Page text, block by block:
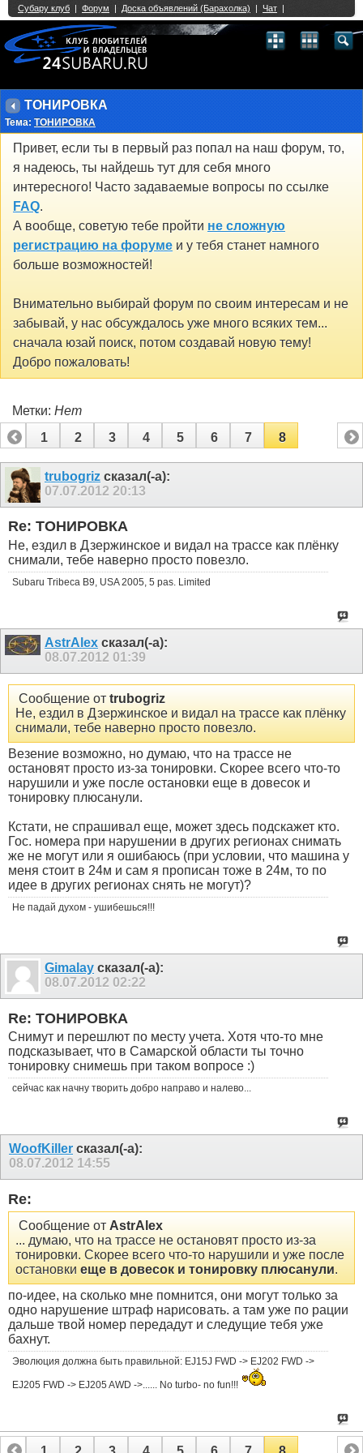
ТОНИРОВКА
Тема: ТОНИРОВКА
Привет, если ты в первый раз попал на наш форум, то,
я надеюсь, ты найдешь тут для себя много
интересного! Часто задаваемые вопросы по ссылке
FAQ.
А вообще, советую тебе пройти не сложную
регистрацию на форуме и у тебя станет намного
больше возможностей!
Внимательно выбирай форум по своим интересам и не
забывай, у нас обсуждалось уже много всяких тем...
сначала юзай поиск, потом создавай новую тему!
Добро пожаловать!
Метки: Нет
1
2 3 4 5 6 7 8
trubogriz сказал(-а):
07.07.2012 20:13
Re: ТОНИРОВКА
Не, ездил в Дзержинское и видал на трассе как плёнку
снимали, тебе наверно просто повезло.
Subaru Tribeca B9, USA 2005, 5 pas. Limited
AstrAlex сказал(-а):
08.07.2012 01:39
Сообщение от trubogriz
Не, ездил в Дзержинское и видал на трассе как плёнку
снимали, тебе наверно просто повезло.
Везение возможно, но думаю, что на трассе не
остановят просто из-за тонировки. Скорее всего что-то
нарушили и уже после остановки еще в довесок и
тонировку плюсанули.
Кстати, не спрашивал еще, может здесь подскажет кто.
Гос. номера при нарушении в других регионах снимать
же не могут или я ошибаюсь (при условии, что машина у
меня стоит в 24м и сам я прописан тоже в 24м, то по
идее в других регионах снять не могут)?
Не падай духом - ушибешься!!!
Gimalay сказал(-а):
08.07.2012 02:22
Re: ТОНИРОВКА
Снимут и перешлют по месту учета. Хотя что-то мне
подсказывает, что в Самарской области ты точно
тонировку снимешь при таком вопросе :)
сейчас как начну творить добро направо и налево...
WoofKiller сказал(-а):
08.07.2012 14:55
Re:
Сообщение от AstrAlex
... думаю, что на трассе не остановят просто из-за
тонировки. Скорее всего что-то нарушили и уже после
остановки еще в довесок и тонировку плюсанули.
по-идее, на сколько мне помнится, они могут только за
одно нарушение штраф нарисовать. а там уже по рации
дальше твой номер передадут и следущие тебя уже
бахнут.
Эволюция должна быть правильной: EJ15J FWD -> EJ202 FWD ->
EJ205 FWD -> EJ205 AWD ->...... No turbo- no fun!!!
Single Sign On provided byvBSSO
2 3 4 5 6 7 8 9 10 11 12 13 14 15 16 17 18 21 22 23 24 25 26
27 28 29 30 31 32 33 40 41 42 43